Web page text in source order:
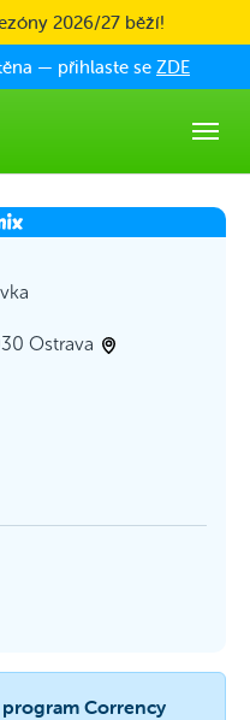
2026/27 běží!
— přihlaste se ZDE
Ostrava
Corrency